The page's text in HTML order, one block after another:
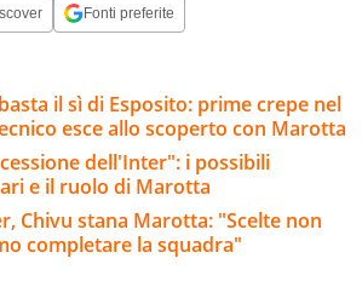
Fonti preferite
il sì di Esposito: prime crepe nel
esce allo scoperto con Marotta
dell'Inter": i possibili
e il ruolo di Marotta
Chivu stana Marotta: "Scelte non
completare la squadra"